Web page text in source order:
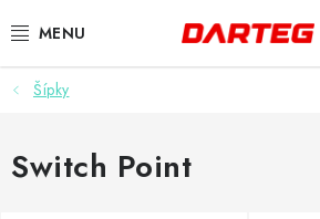
na
ŠÍPKY
TERČE
Šípky
Switch Point